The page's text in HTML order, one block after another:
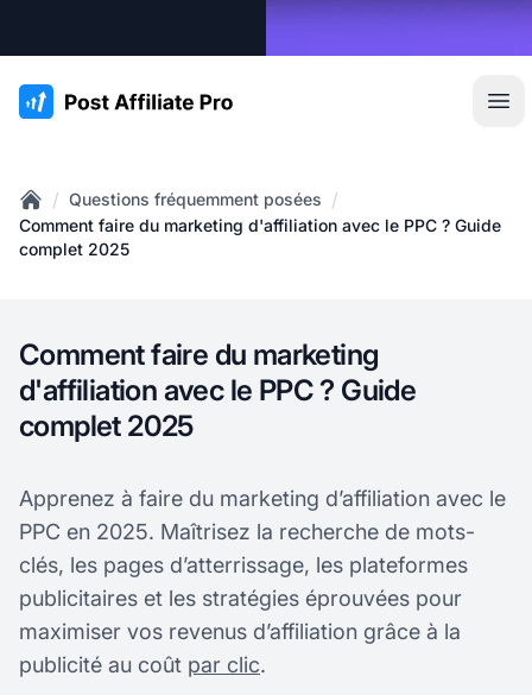
:site.title
Home
/ Questions fréquemment posées /
Comment faire du marketing d'affiliation avec le PPC ? Guide
complet 2025
Comment faire du marketing
d'affiliation avec le PPC ? Guide
complet 2025
Apprenez à faire du marketing d’affiliation avec le
PPC en 2025. Maîtrisez la recherche de mots-
clés, les pages d’atterrissage, les plateformes
publicitaires et les stratégies éprouvées pour
maximiser vos revenus d’affiliation grâce à la
publicité au coût par clic.